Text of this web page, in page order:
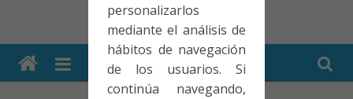
personalizarlos
mediante el análisis de
hábitos de navegación
de los usuarios. Si
continúa navegando,